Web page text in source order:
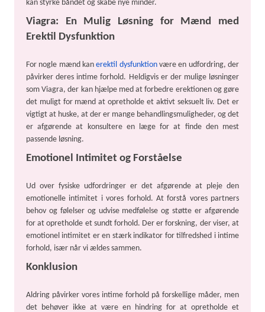
kan styrke båndet og skabe nye minder.
Viagra: En Mulig Løsning for Mænd med
Erektil Dysfunktion
For nogle mænd kanerektil dysfunktionvære en udfordring, der
påvirker deres intime forhold. Heldigvis er der mulige løsninger
som Viagra, der kan hjælpe med at forbedre erektionen og gøre
det muligt for mænd at opretholde et aktivt seksuelt liv. Det er
vigtigt at huske, at der er mange behandlingsmuligheder, og det
er afgørende at konsultere en læge for at finde den mest
passende løsning.
Emotionel Intimitet og Forståelse
Ud over fysiske udfordringer er det afgørende at pleje den
emotionelle intimitet i vores forhold. At forstå vores partners
behov og følelser og udvise medfølelse og støtte er afgørende
for at opretholde et sundt forhold. Der er forskning, der viser, at
emotionel intimitet er en stærk indikator for tilfredshed i intime
forhold, især når vi ældes sammen.
Konklusion
Aldring påvirker vores intime forhold på forskellige måder, men
det behøver ikke at være en hindring for at opretholde et